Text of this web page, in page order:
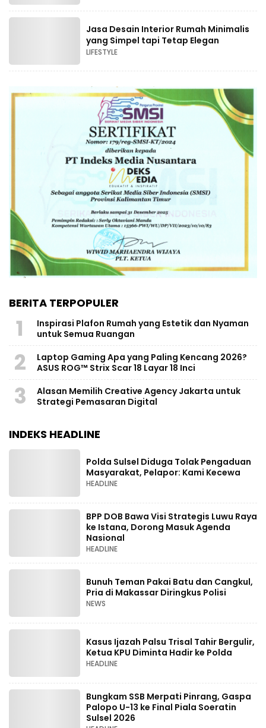
Jasa Desain Interior Rumah Minimalis
yang Simpel tapi Tetap Elegan
LIFESTYLE
BERITA TERPOPULER
1
Inspirasi Plafon Rumah yang Estetik dan Nyaman
untuk Semua Ruangan
2
Laptop Gaming Apa yang Paling Kencang 2026?
ASUS ROG™ Strix Scar 18 Layar 18 Inci
3
Alasan Memilih Creative Agency Jakarta untuk
Strategi Pemasaran Digital
INDEKS HEADLINE
Polda Sulsel Diduga Tolak Pengaduan
Masyarakat, Pelapor: Kami Kecewa
HEADLINE
BPP DOB Bawa Visi Strategis Luwu Raya
ke Istana, Dorong Masuk Agenda
Nasional
HEADLINE
Bunuh Teman Pakai Batu dan Cangkul,
Pria di Makassar Diringkus Polisi
NEWS
Kasus Ijazah Palsu Trisal Tahir Bergulir,
Ketua KPU Diminta Hadir ke Polda
HEADLINE
Bungkam SSB Merpati Pinrang, Gaspa
Palopo U-13 ke Final Piala Soeratin
Sulsel 2026